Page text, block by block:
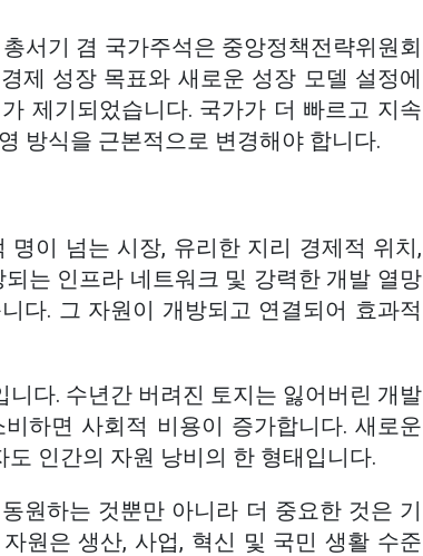
서기 겸 국가주석은 중앙정책전략위원회
제 성장 목표와 새로운 성장 모델 설정에
제기되었습니다. 국가가 더 빠르고 지속
방식을 근본적으로 변경해야 합니다.
이 넘는 시장, 유리한 지리 경제적 위치,
는 인프라 네트워크 및 강력한 개발 열망
다. 그 자원이 개방되고 연결되어 효과적
다. 수년간 버려진 토지는 잃어버린 개발
하면 사회적 비용이 증가합니다. 새로운
인간의 자원 낭비의 한 형태입니다.
원하는 것뿐만 아니라 더 중요한 것은 기
원은 생산, 사업, 혁신 및 국민 생활 수준